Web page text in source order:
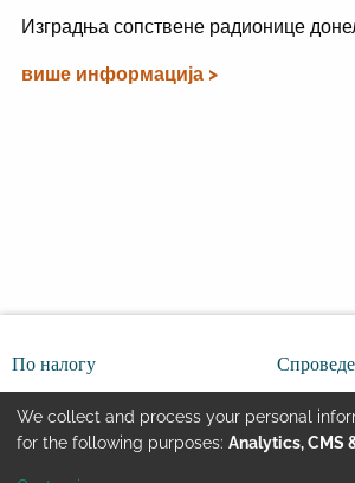
Изградња сопствене радионице
више информација >
По налогу
Use
We collect and process your personal
for the following purposes: Analytics, CMS